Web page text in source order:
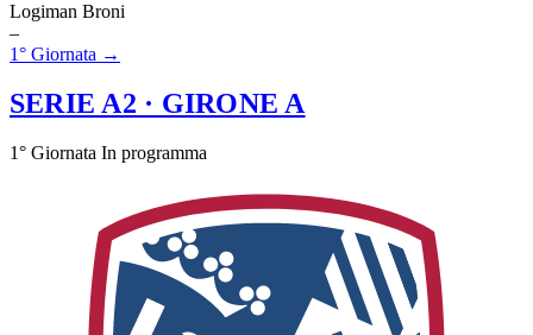
Logiman Broni
–
1° Giornata →
SERIE A2 · GIRONE A
1° Giornata In programma